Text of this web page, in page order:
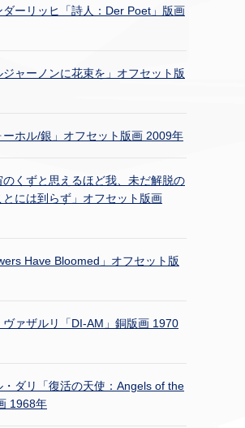
ーリッヒ「詩人：Der Poet」版画
ャーノンに花束を」オフセット版
ホル/銀」オフセット版画 2009年
くずと思えるほど我、未だ解脱の
には到らず」オフセット版画
Have Bloomed」オフセット版
ヴァザルリ「DI-AM」銅版画 1970
・ダリ「復活の天使：Angels of the
1968年